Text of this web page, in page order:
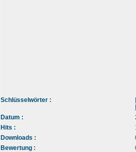
Schlüsselwörter :
Datum :
Hits :
Downloads :
Bewertung :